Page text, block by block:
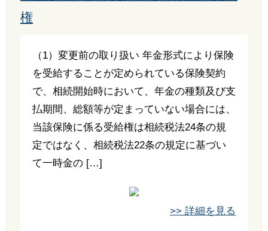
権
（1）変更前の取り扱い 年金形式により保険
を受給することが定められている保険契約
で、相続開始時において、年金の種類及び支
払期間、総額等が定まっていない場合には、
当該保険に係る受給権は相続税法24条の規
定ではなく、相続税法22条の規定に基づい
て一時金の […]
>> 詳細を見る